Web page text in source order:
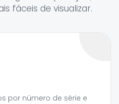
fáceis de visualizar.
por número de série e